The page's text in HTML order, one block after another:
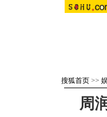
搜狐首页>>
周